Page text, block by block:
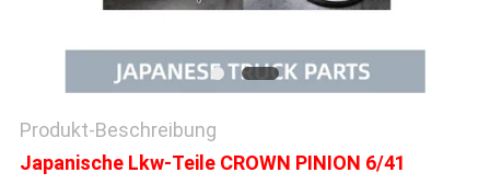
Produkt-Beschreibung
Japanische Lkw-Teile CROWN PINION 6/41